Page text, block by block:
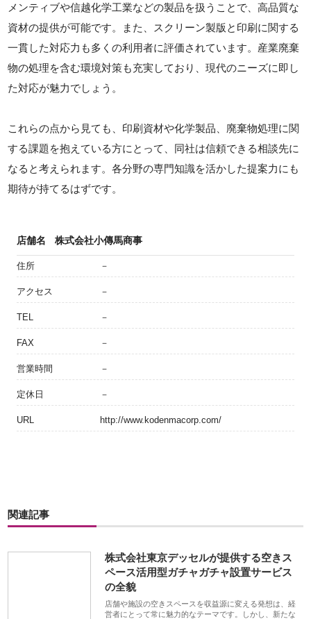
メンティブや信越化学工業などの製品を扱うことで、高品質な
資材の提供が可能です。また、スクリーン製版と印刷に関する
一貫した対応力も多くの利用者に評価されています。産業廃棄
物の処理を含む環境対策も充実しており、現代のニーズに即し
た対応が魅力でしょう。
これらの点から見ても、印刷資材や化学製品、廃棄物処理に関
する課題を抱えている方にとって、同社は信頼できる相談先に
なると考えられます。各分野の専門知識を活かした提案力にも
期待が持てるはずです。
店舗名 株式会社小傳馬商事
住所 －
アクセス －
TEL －
FAX －
営業時間 －
定休日 －
URL http://www.kodenmacorp.com/
関連記事
株式会社東京デッセルが提供する空きス
ペース活用型ガチャガチャ設置サービス
の全貌
店舗や施設の空きスペースを収益源に変える発想は、経
営者にとって常に魅力的なテーマです。しかし、新たな